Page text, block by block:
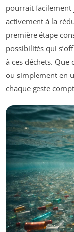
pourrait facilement
activement à la
première étape
possibilités qui
à ces déchets. Que
ou simplement en
chaque geste